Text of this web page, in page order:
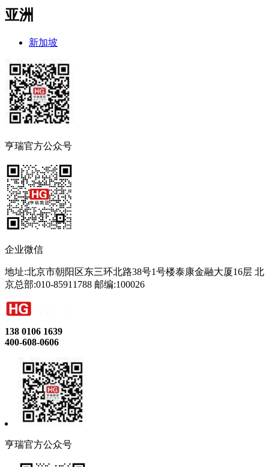
亚洲
新加坡
亨瑞官方公众号
企业微信
地址:北京市朝阳区东三环北路38号1号楼泰康金融大厦16层 北
京总部:010-85911788 邮编:100026
138 0106 1639
400-608-0606
亨瑞官方公众号